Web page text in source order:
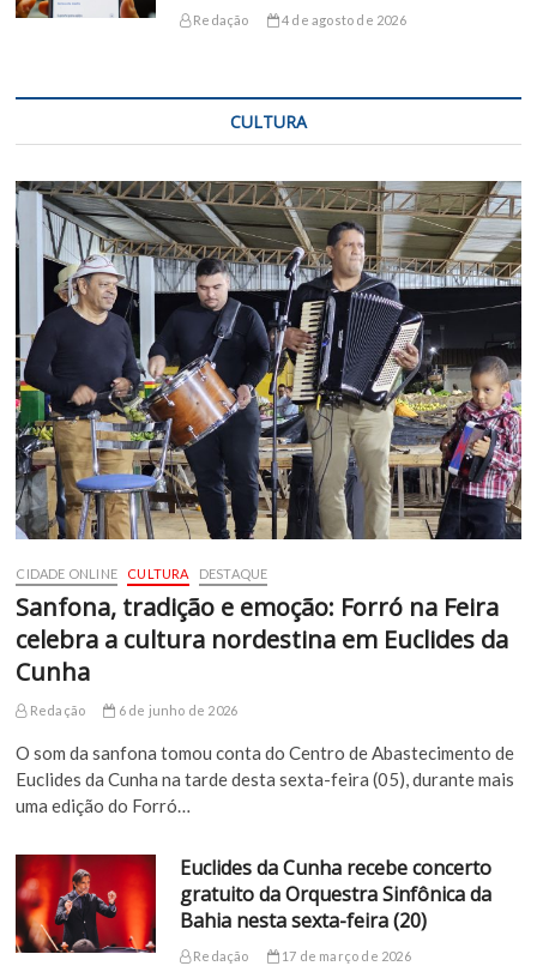
Redação 4 de agosto de 2026
CULTURA
CIDADE ONLINE CULTURA DESTAQUE
Sanfona, tradição e emoção: Forró na Feira
celebra a cultura nordestina em Euclides da
Cunha
Redação 6 de junho de 2026
O som da sanfona tomou conta do Centro de Abastecimento de
Euclides da Cunha na tarde desta sexta-feira (05), durante mais
uma edição do Forró…
Euclides da Cunha recebe concerto
gratuito da Orquestra Sinfônica da
Bahia nesta sexta-feira (20)
Redação 17 de março de 2026